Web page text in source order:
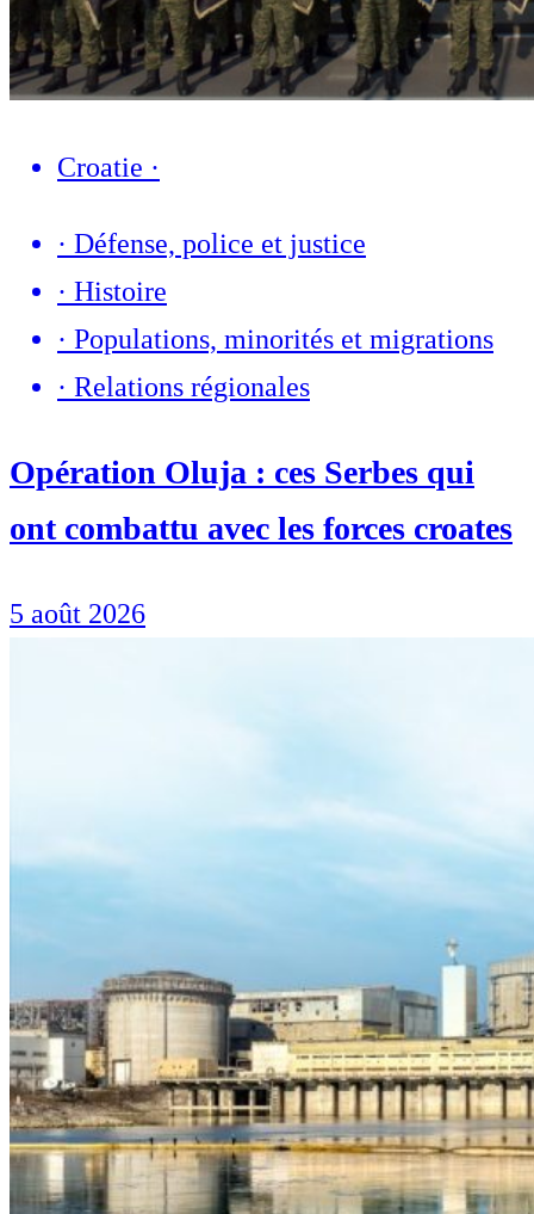
Croatie ·
· Défense, police et justice
· Histoire
· Populations, minorités et migrations
· Relations régionales
Opération Oluja : ces Serbes qui
ont combattu avec les forces croates
5 août 2026